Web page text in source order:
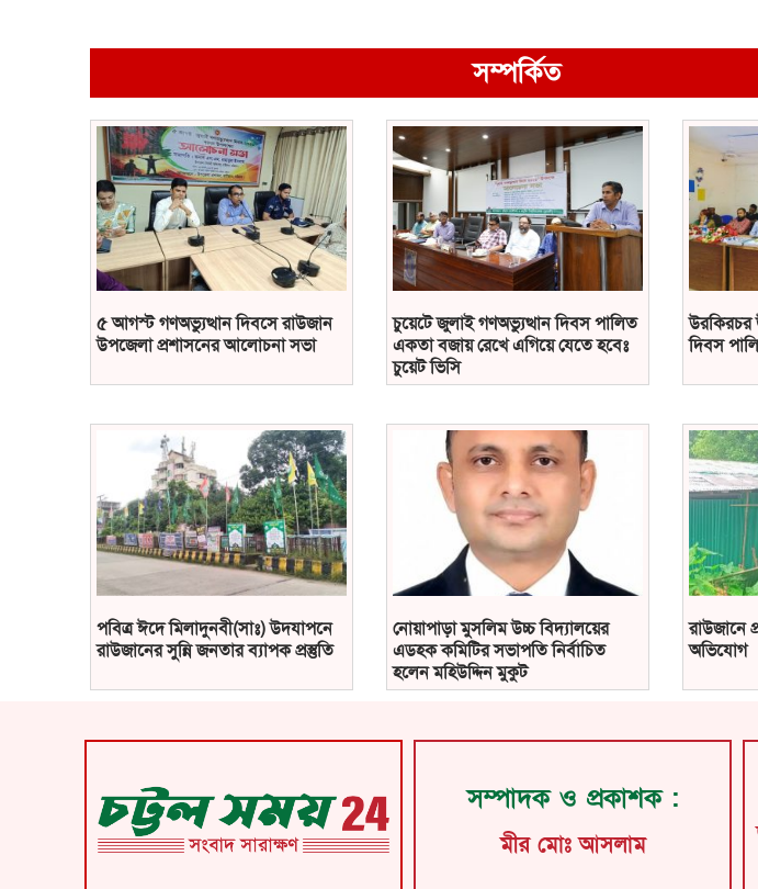
সম্পর্কিত
৫ আগস্ট গণঅভ্যুত্থান দিবসে রাউজান
উপজেলা প্রশাসনের আলোচনা সভা
চুয়েটে জুলাই গণঅভ্যুত্থান দিবস পালিত
একতা বজায় রেখে এগিয়ে যেতে হবেঃ
চুয়েট ভিসি
উরকিরচর
দিবস
পবিত্র ঈদে মিলাদুনবী(সাঃ) উদযাপনে
রাউজানের সুন্নি জনতার ব্যাপক প্রস্তুতি
নোয়াপাড়া মুসলিম উচ্চ বিদ্যালয়ের
এডহক কমিটির সভাপতি নির্বাচিত
হলেন মহিউদ্দিন মুকুট
রাউজানে
অভিযোগ
সম্পাদক ও প্রকাশক :
মীর মোঃ আসলাম